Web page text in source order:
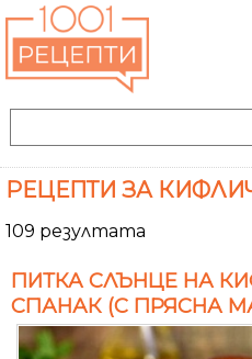
РЕЦЕПТИ ЗА
109 резултата
ПИТКА СЛЪНЦЕ НА
СПАНАК (С ПРЯСНА